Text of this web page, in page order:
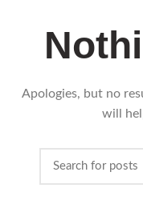
Apologies, but no
will